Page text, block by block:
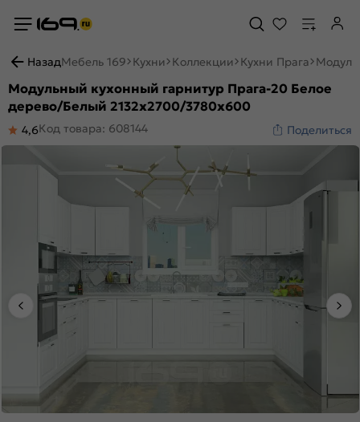
НазадМебель 169 Кухни Коллекции Кухни Прага
Модульный кухонный гарнитур Прага-20 Белое
дерево/Белый 2132x2700/3780x600
4,6Код товара: 608144 Поделиться